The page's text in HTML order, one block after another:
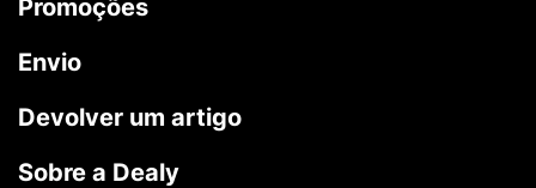
Promoções
Envio
Devolver um artigo
Sobre a Dealy